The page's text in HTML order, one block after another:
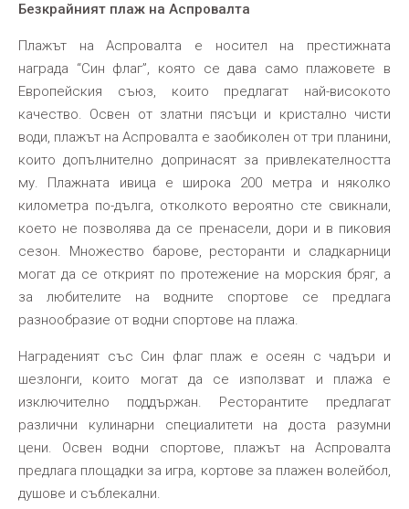
Безкрайният плаж на Аспровалта
Плажът на Аспровалта е носител на престижната
награда “Син флаг”, която се дава само плажовете в
Европейския съюз, които предлагат най-високото
качество. Освен от златни пясъци и кристално чисти
води, плажът на Аспровалта е заобиколен от три планини,
които допълнително допринасят за привлекателността
му. Плажната ивица е широка 200 метра и няколко
километра по-дълга, отколкото вероятно сте свикнали,
което не позволява да се пренасели, дори и в пиковия
сезон. Множество барове, ресторанти и сладкарници
могат да се открият по протежение на морския бряг, а
за любителите на водните спортове се предлага
разнообразие от водни спортове на плажа.
Награденият със Син флаг плаж е осеян с чадъри и
шезлонги, които могат да се използват и плажа е
изключително поддържан. Ресторантите предлагат
различни кулинарни специалитети на доста разумни
цени. Освен водни спортове, плажът на Аспровалта
предлага площадки за игра, кортове за плажен волейбол,
душове и съблекални.